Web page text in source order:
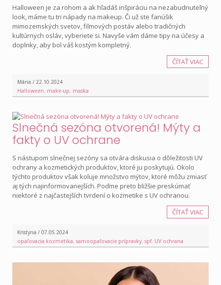
Halloween je za rohom a ak hľadáš inšpiráciu na nezabudnuteľný
look, máme tu tri nápady na makeup. Či už ste fanúšik
mimozemských svetov, filmových postáv alebo tradičných
kultúrnych osláv, vyberiete si. Navyše vám dáme tipy na účesy a
doplnky, aby bol váš kostým kompletný.
ČÍTAŤ VIAC
Mária / 22.10.2024
Halloween, make-up, maska
Slnečná sezóna otvorená! Mýty a
fakty o UV ochrane
S nástupom slnečnej sezóny sa otvára diskusia o dôležitosti UV
ochrany a kozmetických produktov, ktoré ju poskytujú. Okolo
týchto produktov však koluje množstvo mýtov, ktoré môžu zmiasť
aj tých najinformovanejších. Poďme preto bližšie preskúmať
niektoré z najčastejších tvrdení o kozmetike s UV ochranou.
ČÍTAŤ VIAC
Kristyna / 07.05.2024
opaľovacia kozmetika, samoopaľovacie prípravky, spf, UV ochrana